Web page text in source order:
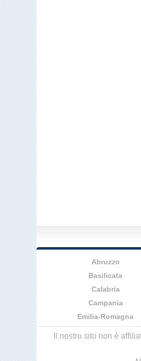
Abruzzo
Basilicata
Calabria
Campania
Emilia-Romagna
Il nostro sito non è